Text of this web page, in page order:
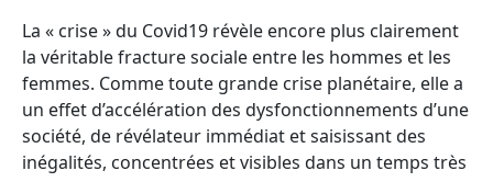
La « crise » du Covid19 révèle encore plus clairement
la véritable fracture sociale entre les hommes et les
femmes. Comme toute grande crise planétaire, elle a
un effet d’accélération des dysfonctionnements d’une
société, de révélateur immédiat et saisissant des
inégalités, concentrées et visibles dans un temps très